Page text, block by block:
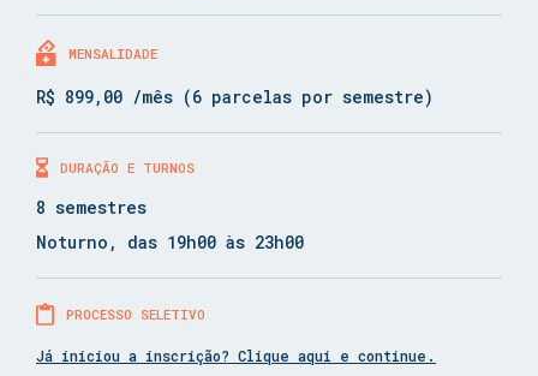
MENSALIDADE
R$ 899,00 /mês (6 parcelas por semestre)
DURAÇÃO E TURNOS
8 semestres
Noturno, das 19h00 às 23h00
PROCESSO SELETIVO
Já iniciou a inscrição? Clique aqui e continue.